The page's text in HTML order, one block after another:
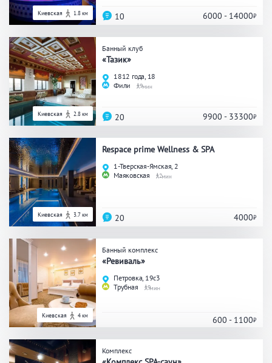
Массаж
Кедровая бочка
Парильщик/ банщик
СПА
Гидромассаж
Банный чан
Общие
Круглосуточно
Общественные бани
Банный комплекс
Аква-зона
Бассейн
Обливная кадушка
Развлечения
Бильярд
Киевская 1.8 км 6000 - 14000
10
Киевская 2.8 км
Банный клуб
«Тазик»
1812 года, 18
Фили
9
9900 - 33300
20
Киевская 3.7 км
Respace prime Wellness & SPA
1-Тверская-Ямская, 2
Маяковская
2
4000
20
Киевская 4 км
Банный комплекс
«Ревиваль»
Петровка, 19с3
Трубная
9
600 - 1100
Комплекс